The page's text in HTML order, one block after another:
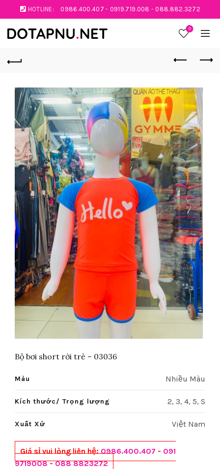
HOTLINE: 0986.400.407 - 0919.719.008 - 088.882.3272
0
Bộ bơi short rời trẻ – 03036
Màu Nhiều Màu
Kích thước/ Trọng lượng 2, 3, 4, 5, S
Xuất Xứ Việt Nam
Giá sỉ vui lòng liên hệ:0986.400.407 - 091
9719008-088 8823272